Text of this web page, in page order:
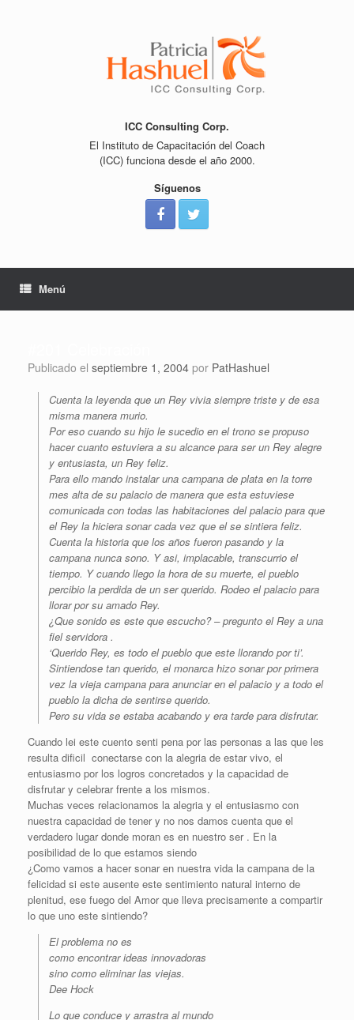
ICC Consulting Corp.
El Instituto de Capacitación del Coach
(ICC) funciona desde el año 2000.
Síguenos
Menú
Publicado el septiembre 1, 2004 por PatHashuel
Cuenta la leyenda que un Rey vivia siempre triste y de esa
misma manera murio.
Por eso cuando su hijo le sucedio en el trono se propuso
hacer cuanto estuviera a su alcance para ser un Rey alegre
y entusiasta, un Rey feliz.
Para ello mando instalar una campana de plata en la torre
mes alta de su palacio de manera que esta estuviese
comunicada con todas las habitaciones del palacio para que
el Rey la hiciera sonar cada vez que el se sintiera feliz.
Cuenta la historia que los años fueron pasando y la
campana nunca sono. Y asi, implacable, transcurrio el
tiempo. Y cuando llego la hora de su muerte, el pueblo
percibio la perdida de un ser querido. Rodeo el palacio para
llorar por su amado Rey.
¿Que sonido es este que escucho? – pregunto el Rey a una
fiel servidora .
‘Querido Rey, es todo el pueblo que este llorando por ti’.
Sintiendose tan querido, el monarca hizo sonar por primera
vez la vieja campana para anunciar en el palacio y a todo el
pueblo la dicha de sentirse querido.
Pero su vida se estaba acabando y era tarde para disfrutar.
Cuando lei este cuento senti pena por las personas a las que les
resulta dificil conectarse con la alegria de estar vivo, el
entusiasmo por los logros concretados y la capacidad de
disfrutar y celebrar frente a los mismos.
Muchas veces relacionamos la alegria y el entusiasmo con
nuestra capacidad de tener y no nos damos cuenta que el
verdadero lugar donde moran es en nuestro ser . En la
posibilidad de lo que estamos siendo
¿Como vamos a hacer sonar en nuestra vida la campana de la
felicidad si este ausente este sentimiento natural interno de
plenitud, ese fuego del Amor que lleva precisamente a compartir
lo que uno este sintiendo?
El problema no es
como encontrar ideas innovadoras
sino como eliminar las viejas.
Dee Hock
Lo que conduce y arrastra al mundo